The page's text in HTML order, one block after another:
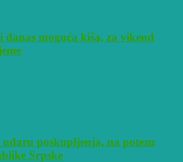
moguća kiša, za vikend
poskupljenja, na potezu
Srpske